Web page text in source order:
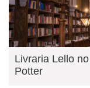
Livraria Lello
Potter